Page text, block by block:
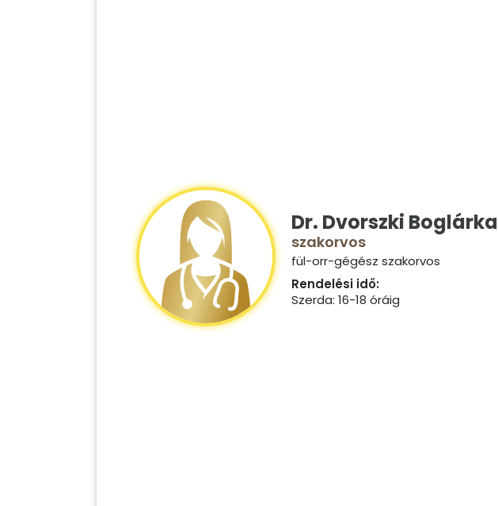
Dr. Dvorszki Boglárka
szakorvos
fül-orr-gégész szakorvos
Rendelési idő:
Szerda: 16-18 óráig